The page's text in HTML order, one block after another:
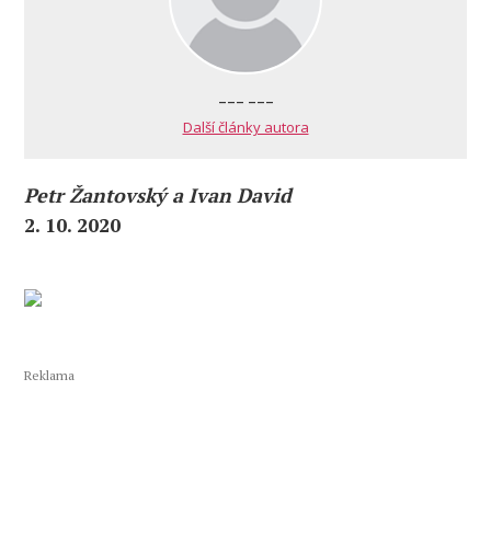
--- ---
Další články autora
Petr Žantovský a Ivan David
2. 10. 2020
Reklama